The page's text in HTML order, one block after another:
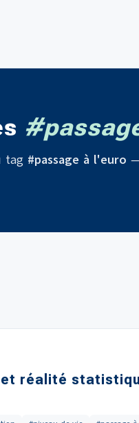
tag #passage à l'euro
réalité